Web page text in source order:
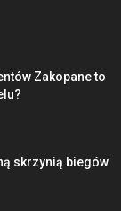
Zakopane to
skrzynią biegów